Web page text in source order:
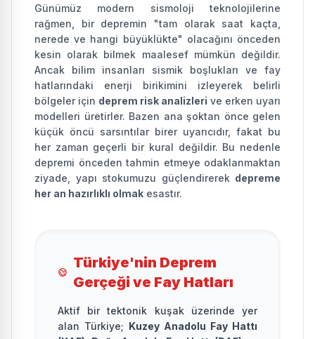
Günümüz modern sismoloji teknolojilerine
rağmen, bir depremin "tam olarak saat kaçta,
nerede ve hangi büyüklükte" olacağını önceden
kesin olarak bilmek maalesef mümkün değildir.
Ancak bilim insanları sismik boşlukları ve fay
hatlarındaki enerji birikimini izleyerek belirli
bölgeler için deprem risk analizleri ve erken uyarı
modelleri üretirler. Bazen ana şoktan önce gelen
küçük öncü sarsıntılar birer uyarıcıdır, fakat bu
her zaman geçerli bir kural değildir. Bu nedenle
depremi önceden tahmin etmeye odaklanmaktan
ziyade, yapı stokumuzu güçlendirerek depreme
her an hazırlıklı olmak esastır.
Türkiye'nin Deprem
Gerçeği ve Fay Hatları
Aktif bir tektonik kuşak üzerinde yer
alan Türkiye; Kuzey Anadolu Fay Hattı